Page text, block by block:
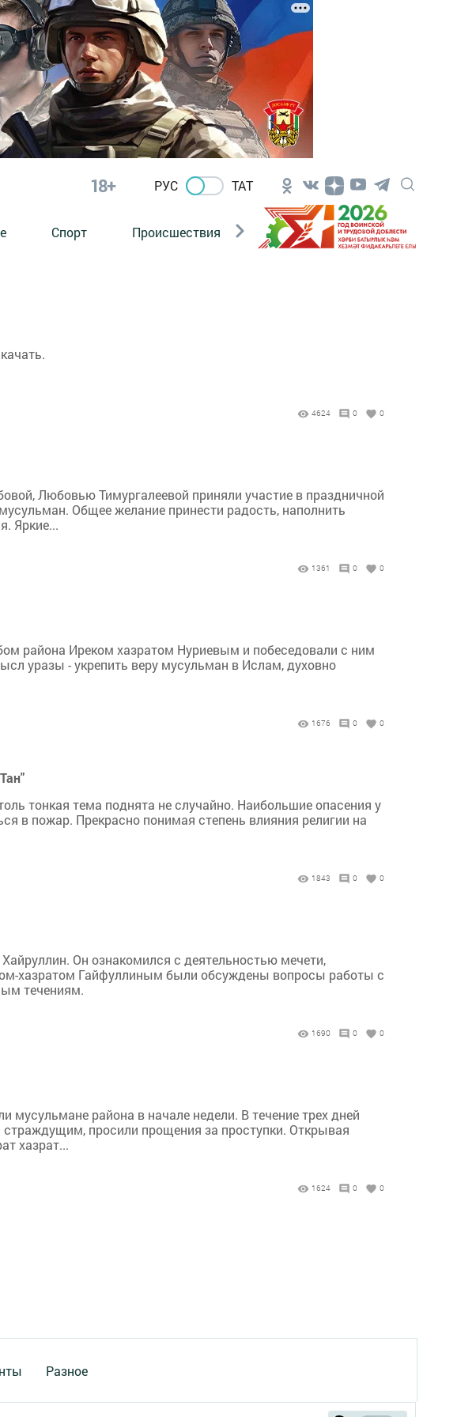
18+ РУС ТАТ
Спорт Происшествия Новости Госавтоинспекции
4624 0 0
Любовью Тимургалеевой приняли участие в праздничной
Общее желание принести радость, наполнить
Яркие...
1361 0 0
района Иреком хазратом Нуриевым и побеседовали с ним
уразы - укрепить веру мусульман в Ислам, духовно
1676 0 0
тонкая тема поднята не случайно. Наибольшие опасения у
в пожар. Прекрасно понимая степень влияния религии на
1843 0 0
Он ознакомился с деятельностью мечети,
хазратом Гайфуллиным были обсуждены вопросы работы с
течениям.
1690 0 0
района в начале недели. В течение трех дней
просили прощения за проступки. Открывая
хазрат...
1624 0 0
Разное